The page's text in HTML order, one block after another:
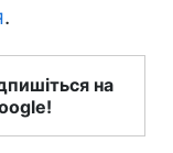
.
на